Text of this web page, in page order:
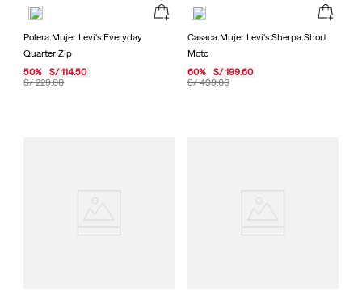
Polera Mujer Levi's Everyday
Quarter Zip
S/ 229.00
50% S/ 114.50
Casaca Mujer Levi's Sherpa Short
Moto
S/ 499.00
60% S/ 199.60